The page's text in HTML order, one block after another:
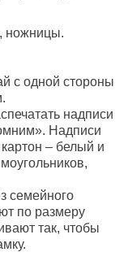
ножницы.
с одной стороны
надписи
Надписи
– белый и
семейного
по размеру
так, чтобы